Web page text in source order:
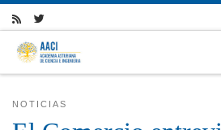
Skip to content
NOTICIAS